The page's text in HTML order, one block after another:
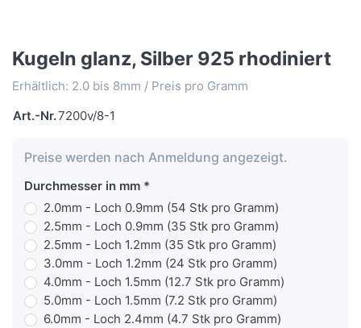
Kugeln glanz, Silber 925 rhodiniert
Erhältlich: 2.0 bis 8mm / Preis pro Gramm
Art.-Nr.7200v/8-1
Preise werden nach Anmeldung angezeigt.
Durchmesser in mm
2.0mm - Loch 0.9mm (54 Stk pro Gramm)
2.5mm - Loch 0.9mm (35 Stk pro Gramm)
2.5mm - Loch 1.2mm (35 Stk pro Gramm)
3.0mm - Loch 1.2mm (24 Stk pro Gramm)
4.0mm - Loch 1.5mm (12.7 Stk pro Gramm)
5.0mm - Loch 1.5mm (7.2 Stk pro Gramm)
6.0mm - Loch 2.4mm (4.7 Stk pro Gramm)